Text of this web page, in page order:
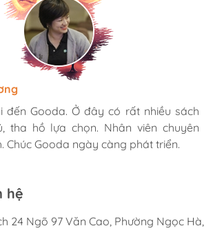
đến Gooda. Ở đây có rất nhiều sách
tha hồ lựa chọn. Nhân viên chuyên
Chúc Gooda ngày càng phát triển.
đến Gooda. Ở đây có rất nhiều sách
tha hồ lựa chọn. Nhân viên chuyên
Chúc Gooda ngày càng phát triển.
đến Gooda. Ở đây có rất nhiều sách
tha hồ lựa chọn. Nhân viên chuyên
Chúc Gooda ngày càng phát triển.
hệ
24 Ngõ 97 Văn Cao, Phường Ngọc Hà,